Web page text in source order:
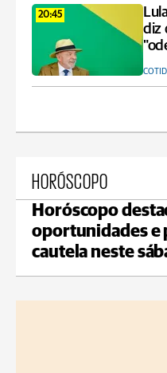
20:45
diz
HORÓSCOPO
Horóscopo
oportunidades e
cautela neste